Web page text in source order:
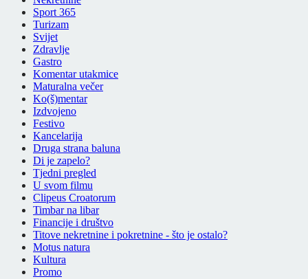
Sport 365
Turizam
Svijet
Zdravlje
Gastro
Komentar utakmice
Maturalna večer
Ko(š)mentar
Izdvojeno
Festivo
Kancelarija
Druga strana baluna
Di je zapelo?
Tjedni pregled
U svom filmu
Clipeus Croatorum
Timbar na libar
Financije i društvo
Titove nekretnine i pokretnine - što je ostalo?
Motus natura
Kultura
Promo